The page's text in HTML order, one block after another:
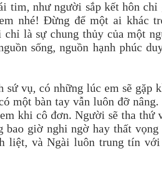
tim, như người sắp kết hôn
nhé! Đừng để một ai khác
chỉ là sự chung thủy của một
sống, nguồn hạnh phúc
sứ vụ, có những lúc em sẽ gặp
một bàn tay vẫn luôn đỡ
khi cô đơn. Người sẽ tha thứ
bao giờ nghi ngờ hay thất
liệt, và Ngài luôn trung tín